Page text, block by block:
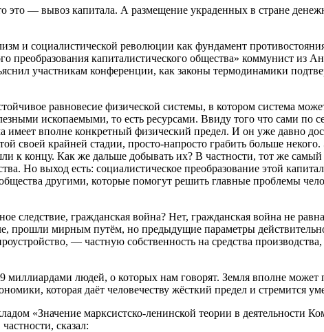
это — вывоз капитала. А размещение украденных в стране
и социалистической революции как фундамент
преобразования капиталистического общества» коммунист из
участникам конференции, как законы термодинамики
равновесие физической системы, в котором система
ископаемыми, то есть ресурсами. Ввиду того что сами по
имеет вполне конкретный физический предел. И он уже давно
своей крайней стадии, просто-напросто грабить больше
к концу. Как же дальше добывать их? В частности, тот же
Но выход есть: социалистическое преобразование этой
другими, которые помогут решить главные проблемы
следствие, гражданская война? Нет, гражданская война не
прошли мирным путём, но предыдущие параметры
— частную собственность на средства
людей, о которых нам говорят. Земля вполне
которая даёт человечеству жёсткий предел и стремится
«Значение марксистско-ленинской теории в деятельности
сказал: